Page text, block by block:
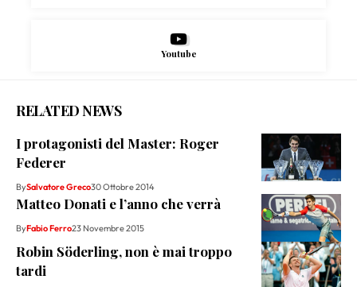
Youtube
RELATED NEWS
I protagonisti del Master: Roger
Federer
BySalvatore Greco30 Ottobre 2014
Matteo Donati e l’anno che verrà
ByFabio Ferro23 Novembre 2015
Robin Söderling, non è mai troppo
tardi